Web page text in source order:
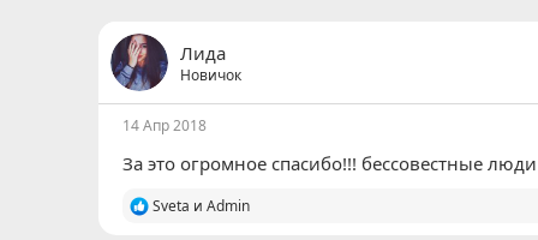
ц
и
и
:
Лида
Новичок
14 Апр 2018
За это огромное спасибо!!! бессовестные
Р
Sveta и Admin